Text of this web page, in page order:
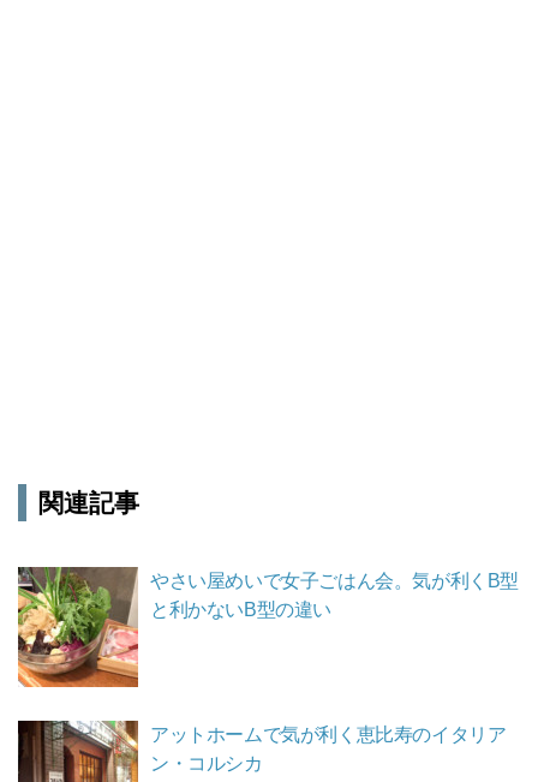
関連記事
やさい屋めいで女子ごはん会。気が利くB型
と利かないB型の違い
アットホームで気が利く恵比寿のイタリア
ン・コルシカ